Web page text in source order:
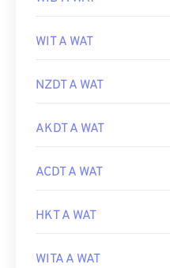
WIT A WAT
NZDT A WAT
AKDT A WAT
ACDT A WAT
HKT A WAT
WITA A WAT